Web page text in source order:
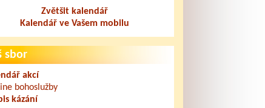
Zvětšit kalendář
Kalendář ve Vašem mobilu
sbor
akcí
bohoslužby
kázání